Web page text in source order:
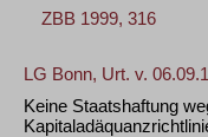
ZBB 1999, 316
LG Bonn, Urt. v.
Keine Staatshaftung